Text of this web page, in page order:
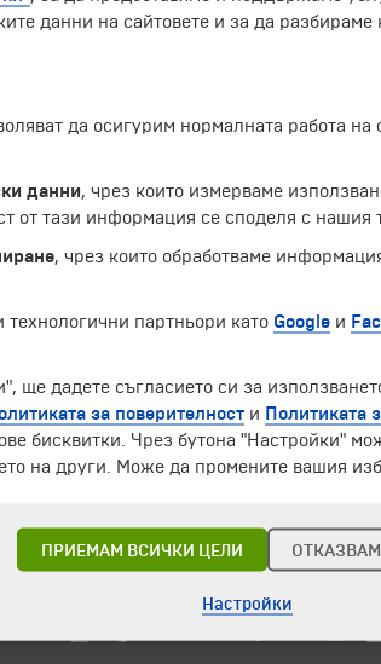
център на провинция
чистота. Всички сгради в центъра,
Саламанка е около
испански университет,
Има аерогара и жп-гара,
„Свети Стефан“.
ЧЛЕН НА
данни на сайтовете и за да
да осигурим нормалната работа
данни, чрез които измерваме
тази информация се споделя с нашия
, чрез които обработваме
партньори като Google и
ще дадете съгласието си за
за поверителност и Политиката
бисквитки. Чрез бутона "Настройки"
на други. Може да промените вашия
ПРИЕМАМ ВСИЧКИ ЦЕЛИ
Настройки